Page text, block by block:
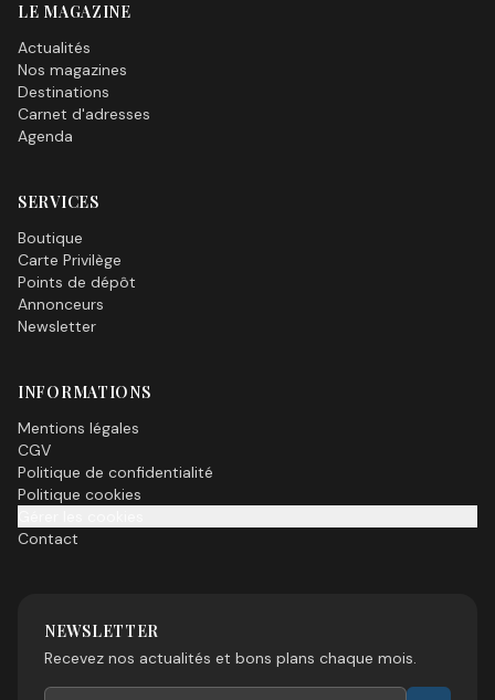
LE MAGAZINE
Actualités
Nos magazines
Destinations
Carnet d'adresses
Agenda
SERVICES
Boutique
Carte Privilège
Points de dépôt
Annonceurs
Newsletter
INFORMATIONS
Mentions légales
CGV
Politique de confidentialité
Politique cookies
Contact
NEWSLETTER
Recevez nos actualités et bons plans chaque mois.